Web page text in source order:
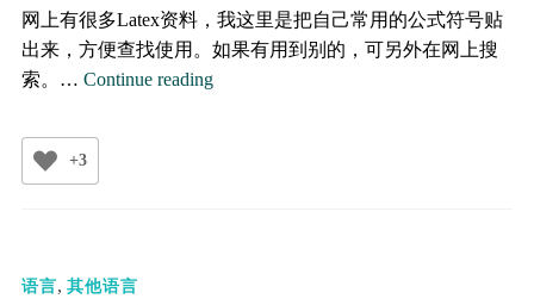
网上有很多Latex资料，我这里是把自己常用的公式符号贴
出来，方便查找使用。如果有用到别的，可另外在网上搜
索。… Continue readingLatex
+3
语言, 其他语言